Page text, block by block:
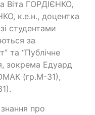
Віта ГОРДІЄНКО,
к.е.н., доцентка
студентами
за
та “Публічне
зокрема Едуард
(гр.М-31),
про